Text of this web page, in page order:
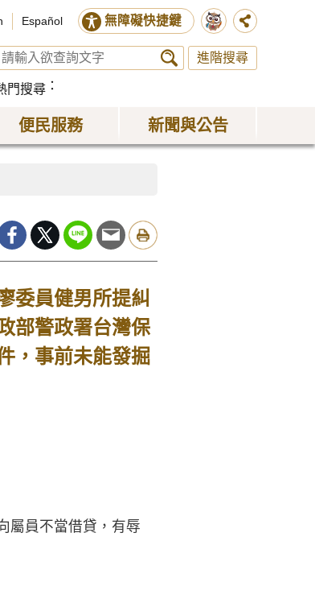
Español 無障礙快捷鍵
進階搜尋
門搜尋
便民服務 新聞與公告
委員健男所提糾
部警政署台灣保
，事前未能發掘
屬員不當借貸，有辱